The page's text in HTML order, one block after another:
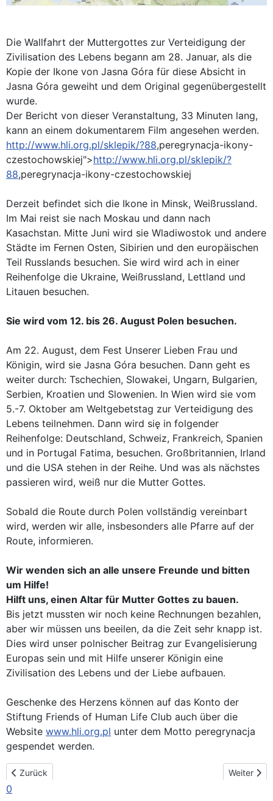
Die Wallfahrt der Muttergottes zur Verteidigung der
Zivilisation des Lebens begann am 28. Januar, als die
Kopie der Ikone von Jasna Góra für diese Absicht in
Jasna Góra geweiht und dem Original gegenübergestellt
wurde.
Der Bericht von dieser Veranstaltung, 33 Minuten lang,
kann an einem dokumentarem Film angesehen werden.
http://www.hli.org.pl/sklepik/?88,peregrynacja-ikony-
czestochowskiej">http://www.hli.org.pl/sklepik/?
88,peregrynacja-ikony-czestochowskiej
Derzeit befindet sich die Ikone in Minsk, Weißrussland.
Im Mai reist sie nach Moskau und dann nach
Kasachstan. Mitte Juni wird sie Wladiwostok und andere
Städte im Fernen Osten, Sibirien und den europäischen
Teil Russlands besuchen. Sie wird wird ach in einer
Reihenfolge die Ukraine, Weißrussland, Lettland und
Litauen besuchen.
Sie wird vom 12. bis 26. August Polen besuchen.
Am 22. August, dem Fest Unserer Lieben Frau und
Königin, wird sie Jasna Góra besuchen. Dann geht es
weiter durch: Tschechien, Slowakei, Ungarn, Bulgarien,
Serbien, Kroatien und Slowenien. In Wien wird sie vom
5.-7. Oktober am Weltgebetstag zur Verteidigung des
Lebens teilnehmen. Dann wird się in folgender
Reihenfolge: Deutschland, Schweiz, Frankreich, Spanien
und in Portugal Fatima, besuchen. Großbritannien, Irland
und die USA stehen in der Reihe. Und was als nächstes
passieren wird, weiß nur die Mutter Gottes.
Sobald die Route durch Polen vollständig vereinbart
wird, werden wir alle, insbesonders alle Pfarre auf der
Route, informieren.
Wir wenden sich an alle unsere Freunde und bitten
um Hilfe!
Hilft uns, einen Altar für Mutter Gottes zu bauen.
Bis jetzt mussten wir noch keine Rechnungen bezahlen,
aber wir müssen uns beeilen, da die Zeit sehr knapp ist.
Dies wird unser polnischer Beitrag zur Evangelisierung
Europas sein und mit Hilfe unserer Königin eine
Zivilisation des Lebens und der Liebe aufbauen.
Geschenke des Herzens können auf das Konto der
Stiftung Friends of Human Life Club auch über die
Website www.hli.org.pl unter dem Motto peregrynacja
gespendet werden.
0
Vorheriger Beitrag: Bericht vom 2. Treffen des Internationalen
Zurück Nächster
Weiter